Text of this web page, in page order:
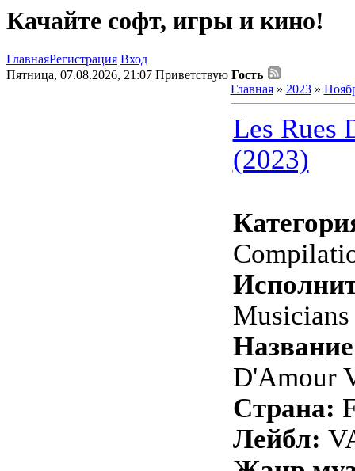
Качайте софт, игры и кино!
ГлавнаяРегистрация Вход
Пятница, 07.08.2026, 21:07 Приветствую Гость
Главная» 2023 »
Les Rues
(2023)
Musicians
D'Amour
Страна:
Лейбл: